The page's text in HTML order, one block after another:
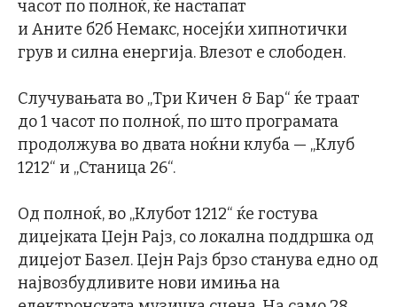
часот по полноќ, ќе настапат
и Аните б2б Немакс, носејќи хипнотички
грув и силна енергија. Влезот е слободен.
Случувањата во „Три Кичен & Бар“ ќе траат
до 1 часот по полноќ, по што програмата
продолжува во двата ноќни клуба — „Клуб
1212“ и „Станица 26“.
Од полноќ, во „Клубот 1212“ ќе гостува
диџејката Џејн Рајз, со локална поддршка од
диџејот Базел. Џејн Рајз брзо станува едно од
највозбудливите нови имиња на